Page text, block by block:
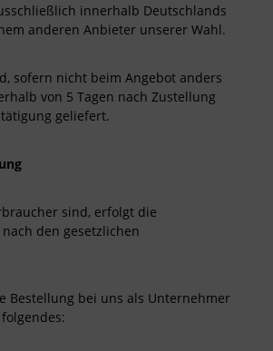
innerhalb Deutschlands
anderen Anbieter unserer Wahl.
sofern nicht beim Angebot anders
von 5 Tagen nach Zustellung
geliefert.
sind, erfolgt die
den gesetzlichen
Bestellung bei uns als Unternehmer